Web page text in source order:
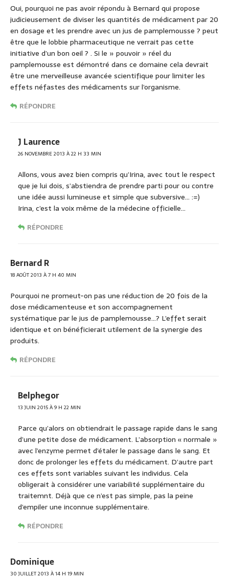
Oui, pourquoi ne pas avoir répondu à Bernard qui propose
judicieusement de diviser les quantités de médicament par 20
en dosage et les prendre avec un jus de pamplemousse ? peut
être que le lobbie pharmaceutique ne verrait pas cette
initiative d’un bon oeil ? . Si le » pouvoir » réel du
pamplemousse est démontré dans ce domaine cela devrait
être une merveilleuse avancée scientifique pour limiter les
effets néfastes des médicaments sur l’organisme.
RÉPONDRE
J Laurence
26 NOVEMBRE 2013 À 22 H 33 MIN
Allons, vous avez bien compris qu’Irina, avec tout le respect
que je lui dois, s’abstiendra de prendre parti pour ou contre
une idée aussi lumineuse et simple que subversive… :=)
Irina, c’est la voix même de la médecine officielle…
RÉPONDRE
Bernard R
18 AOÛT 2013 À 7 H 40 MIN
Pourquoi ne promeut-on pas une réduction de 20 fois de la
dose médicamenteuse et son accompagnement
systématique par le jus de pamplemousse…? L’effet serait
identique et on bénéficierait utilement de la synergie des
produits.
RÉPONDRE
Belphegor
13 JUIN 2015 À 9 H 22 MIN
Parce qu’alors on obtiendrait le passage rapide dans le sang
d’une petite dose de médicament. L’absorption « normale »
avec l’enzyme permet d’étaler le passage dans le sang. Et
donc de prolonger les effets du médicament. D’autre part
ces effets sont variables suivant les individus. Cela
obligerait à considérer une variabilité supplémentaire du
traitemnt. Déjà que ce n’est pas simple, pas la peine
d’empiler une inconnue supplémentaire.
RÉPONDRE
Dominique
30 JUILLET 2013 À 14 H 19 MIN